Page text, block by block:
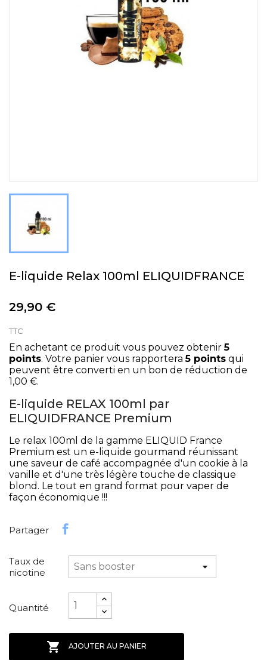
E-liquide Relax 100ml ELIQUIDFRANCE
29,90 €
TTC
En achetant ce produit vous pouvez obtenir5
points. Votre panier vous rapportera5 points qui
peuvent être converti en un bon de réduction de
1,00 €.
E-liquide RELAX 100ml par
ELIQUIDFRANCE Premium
Le relax 100ml de la gamme ELIQUID France
Premium est un e-liquide gourmand réunissant
une saveur de café accompagnée d'un cookie à la
vanille et d'une très légère touche de classique
blond. Le tout en grand format pour vaper de
façon économique !!!
Partager
Taux de
nicotine
Quantité
 AJOUTER AU PANIER